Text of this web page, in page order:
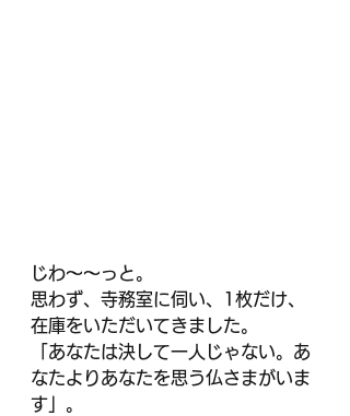
じわ～～っと。
思わず、寺務室に伺い、1枚だけ、
在庫をいただいてきました。
「あなたは決して一人じゃない。あ
なたよりあなたを思う仏さまがいま
す」。